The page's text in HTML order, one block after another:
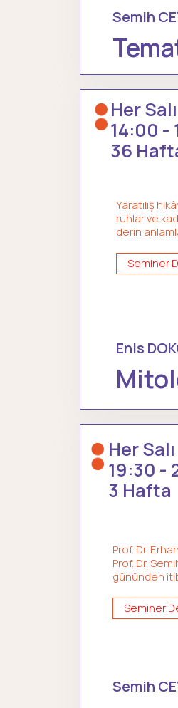
Semih
Her Salı
14:00 -
36
Yaratılış
ruhlar ve
derin
Seminer
Enis
Her Salı
19:30 -
3 Hafta
Prof. Dr.
Prof. Dr.
gününden
oluyoruz.
Seminer
Semih